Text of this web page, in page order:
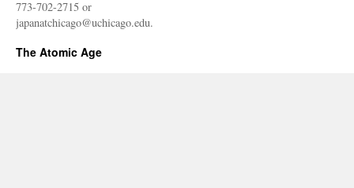
773-702-2715 or
japanatchicago@uchicago.edu.
The Atomic Age